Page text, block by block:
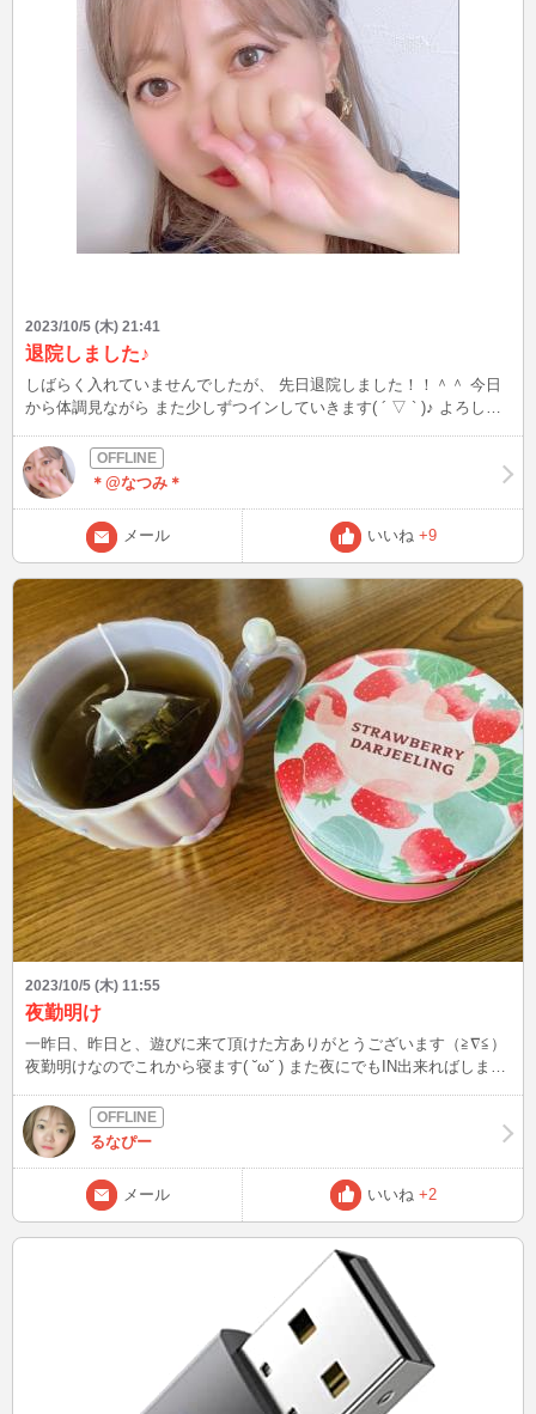
2023/10/5 (木) 21:41
退院しました♪
しばらく入れていませんでしたが、 先日退院しました！！＾＾ 今日
から体調見ながら また少しずつインしていきます( ´ ▽ ` )♪ よろしく
＊@なつみ＊
メール いいね +9
2023/10/5 (木) 11:55
夜勤明け
一昨日、昨日と、遊びに来て頂けた方ありがとうございます（≧∇≦）
夜勤明けなのでこれから寝ます( ˘ω˘ ) また夜にでもIN出来ればします
るなぴー
メール いいね +2